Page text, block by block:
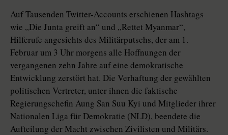
Auf Tausenden Twitter-Accounts erschienen Hashtags
wie „Die Junta greift an“ und „Rettet Myanmar“,
Hilferufe angesichts des Militärputschs, der am 1.
Februar um 3 Uhr morgens alle Hoffnungen der
vergangenen zehn Jahre auf eine demokratische
Entwicklung zerstört hat. Die Verhaftung der gewählten
politischen Vertreter, unter ihnen die faktische
Regierungschefin Aung San Suu Kyi und Mitglieder ihrer
Nationalen Liga für Demokratie (NLD), beendete die
Aufteilung der Macht zwischen Zivilisten und Militärs.